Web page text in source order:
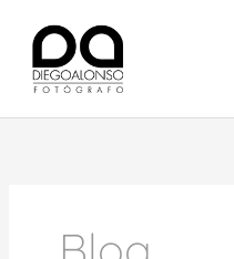
contenido